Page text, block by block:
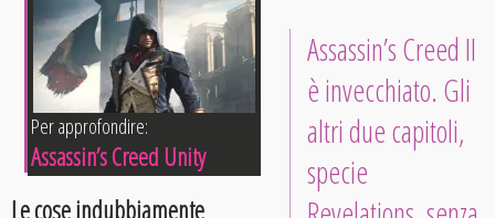
Per approfondire:
Assassin’s Creed Unity
Assassin’s Creed II
è invecchiato. Gli
altri due capitoli,
specie
Le cose indubbiamente